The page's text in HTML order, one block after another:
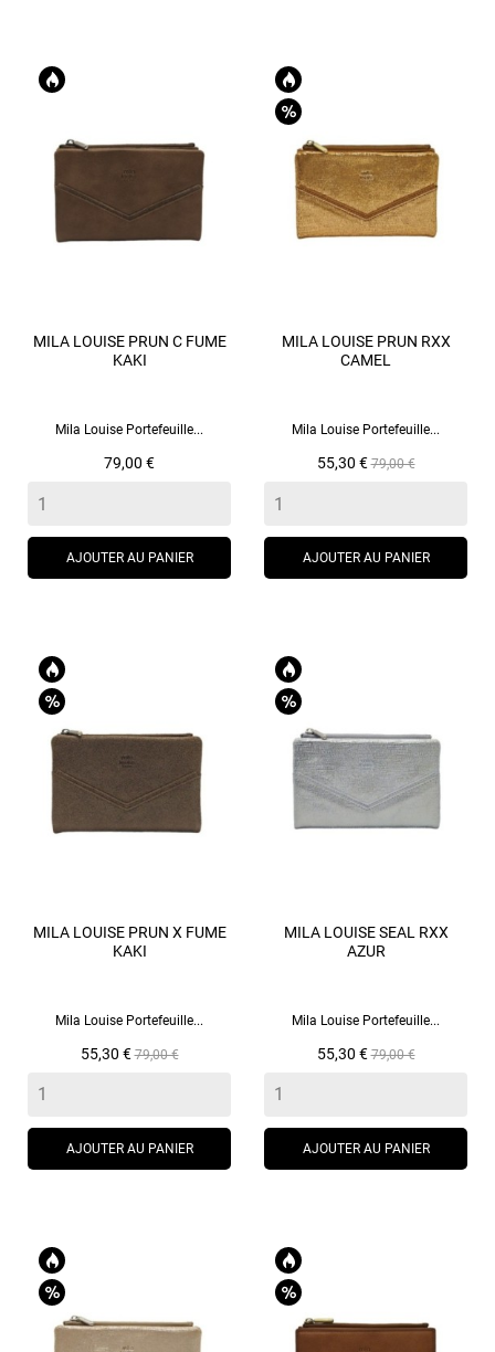
MILA LOUISE PRUN C FUME
KAKI
Mila Louise Portefeuille...
Prix
79,00 €
AJOUTER AU PANIER
MILA LOUISE PRUN RXX
CAMEL
Mila Louise Portefeuille...
Prix
55,30 €Prix
79,00 €
AJOUTER AU PANIER
MILA LOUISE PRUN X FUME
KAKI
Mila Louise Portefeuille...
Prix
55,30 €Prix
79,00 €
AJOUTER AU PANIER
MILA LOUISE SEAL RXX
AZUR
Mila Louise Portefeuille...
Prix
55,30 €Prix
79,00 €
AJOUTER AU PANIER